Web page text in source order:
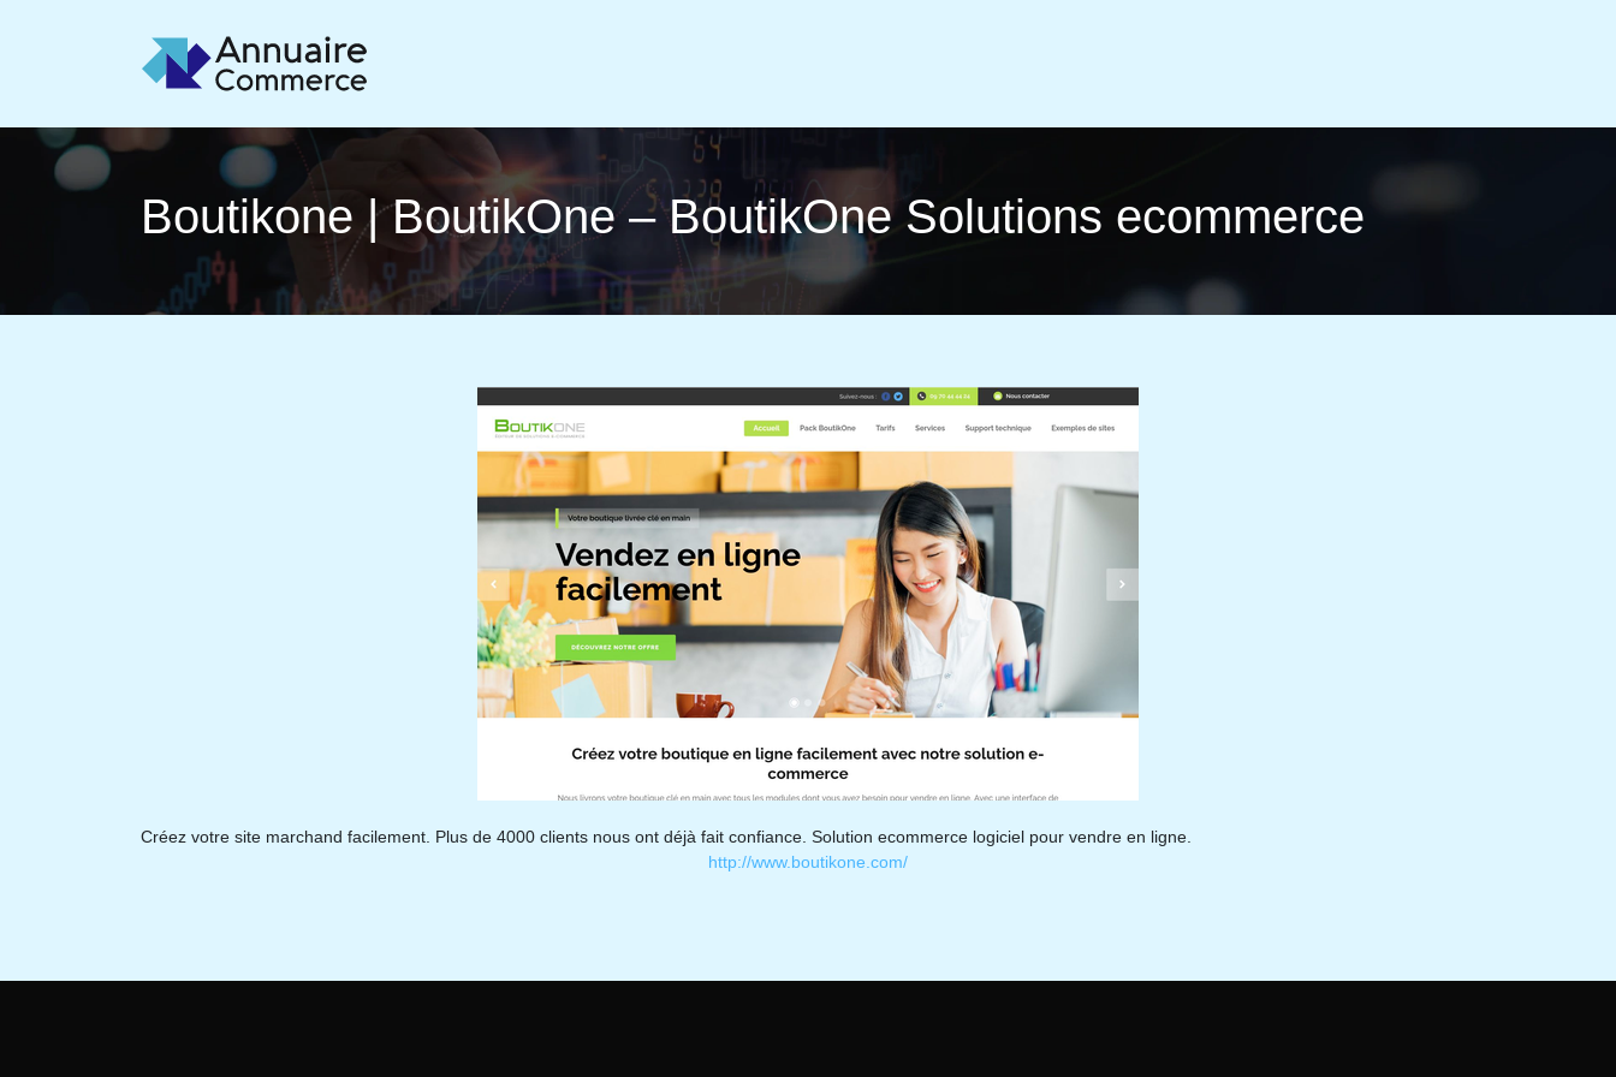
Boutikone | BoutikOne – BoutikOne Solutions ecommerce
Créez votre site marchand facilement. Plus de 4000 clients nous ont déjà fait confiance. Solution ecommerce logiciel pour vendre en ligne.
http://www.boutikone.com/